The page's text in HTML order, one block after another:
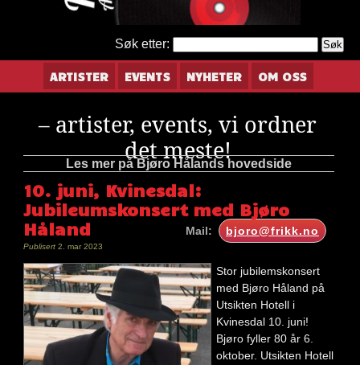
Søk etter:
ARTISTER EVENTS NYHETER OM OSS
– artister, events, vi ordner
det meste!
Les mer på Bjøro Hålands hovedside
10. juni, Kvinesdal:
Jubileumskonsert med Bjøro
Håland
bjoro@frikk.no
Mail:
Publisert2. mar 2023
Stor jubilemskonsert
med Bjøro Håland på
Utsikten Hotell i
Kvinesdal 10. juni!
Bjøro fyller 80 år 6.
oktober. Utsikten Hotell